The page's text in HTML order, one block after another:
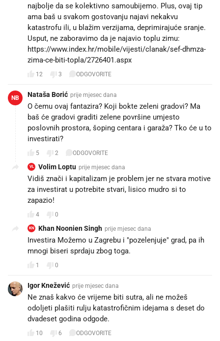
najbolje da se kolektivno samoubijemo. Plus, ovaj tip
ama baš u svakom gostovanju najavi nekakvu
katastrofu ili, u blažim verzijama, deprimirajuće sranje.
Usput, ne zaboravimo da je najavio toplu zimu:
https://www.index.hr/mobile/vijesti/clanak/sef-dhmza-
zima-ce-biti-topla/2726401.aspx
12 3 ODGOVORITE
NB Nataša Borić prije mjesec dana
O čemu ovaj fantazira? Koji bokte zeleni gradovi? Ma
baš će gradovi graditi zelene površine umjesto
poslovnih prostora, šoping centara i garaža? Tko će u to
investirati?
5 2 ODGOVORITE
VL Volim Loptu prije mjesec dana
Vidiš znači i kapitalizam je problem jer ne stvara motive
za investirat u potrebite stvari, lisico mudro si to
zapazio!
4 0
KN Khan Noonien Singh prije mjesec dana
Investira Možemo u Zagrebu i "pozelenjuje" grad, pa ih
mnogi biseri sprdaju zbog toga.
1 0
Igor Knežević prije mjesec dana
Ne znaš kakvo će vrijeme biti sutra, ali ne možeš
odoljeti plašiti rulju katastrofičnim idejama s deset do
dvadeset godina odgode.
10 6 ODGOVORITE